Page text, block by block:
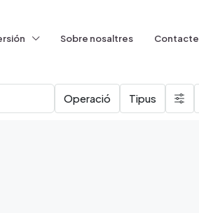
Sobre nosaltres Contacte
Operació Tipus